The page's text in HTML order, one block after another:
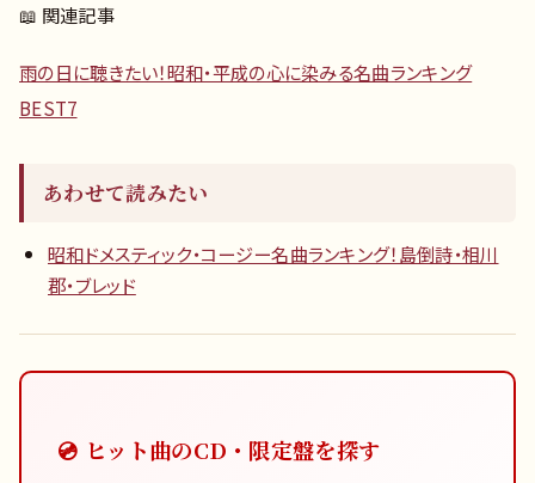
📖 関連記事
雨の日に聴きたい！昭和・平成の心に染みる名曲ランキング
BEST7
あわせて読みたい
昭和ドメスティック・コージー名曲ランキング！島倒詩・相川
郡・ブレッド
💿 ヒット曲のCD・限定盤を探す